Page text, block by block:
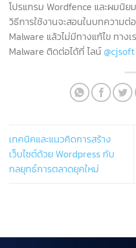
โปรแกรม Wordfence และผมนิย
วิธีการใช้งานจะสอนในบทความต่
Malware แล้วไม่มีทางแก้ไข ทาง
Malware ติดต่อได้ที่ ไลน์@cjsoft
เทคนิคและแนวคิดการสร้าง
เว็บไซต์ด้วย Wordpress กับ
กลยุทธ์การตลาดยุคใหม่